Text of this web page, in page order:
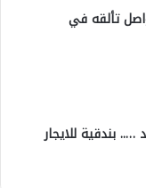
تألقه في
بندقية للايجار